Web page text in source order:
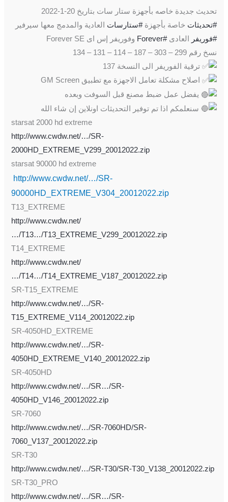
تحديث جديدة خاصه بأجهزة ستار سات بتاريخ 20-1-2022
#تحديثات خاصة بأجهزة#ستارسات العادية والمدمج معها سيرفير
#فوريفر
العادى#Forever
وفوريفر إس اى Forever SE
نسخ رقم 299 – 303 – 187 – 114 – 131 – 134
ترقية الفوريفر الى النسخة 137
اصلاح مشكلة تعامل الاجهزة مع تطبيق GM Screen
يفضل عمل ضبط مصنع قبل السوفت وبعده
سنعلمكم اذا تم توفير التحديثات اونلاين إن شاء الله
starsat 2000 hd extreme
http://www.cwdw.net/…/SR-
2000HD_EXTREME_V299_20012022.zip
starsat 90000 hd extreme
http://www.cwdw.net/…/SR-
90000HD_EXTREME_V304_20012022.zip
T13_EXTREME
http://www.cwdw.net/
…/T13…/T13_EXTREME_V299_20012022.zip
T14_EXTREME
http://www.cwdw.net/
…/T14…/T14_EXTREME_V187_20012022.zip
SR-T15_EXTREME
http://www.cwdw.net/…/SR-
T15_EXTREME_V114_20012022.zip
SR-4050HD_EXTREME
http://www.cwdw.net/…/SR-
4050HD_EXTREME_V140_20012022.zip
SR-4050HD
http://www.cwdw.net/…/SR…/SR-
4050HD_V146_20012022.zip
SR-7060
http://www.cwdw.net/…/SR-7060HD/SR-
7060_V137_20012022.zip
SR-T30
http://www.cwdw.net/…/SR-T30/SR-T30_V138_20012022.zip
SR-T30_PRO
http://www.cwdw.net/…/SR…/SR-